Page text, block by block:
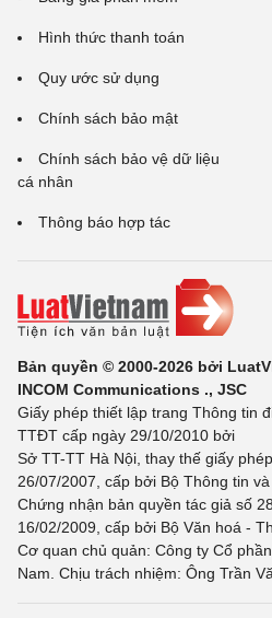
Hình thức thanh toán
Quy ước sử dụng
Chính sách bảo mật
Chính sách bảo vệ dữ liệu
cá nhân
Thông báo hợp tác
Bản quyền © 2000-2026 bởi
INCOM Communications ., JSC
Giấy phép thiết lập trang Thông tin
TTĐT cấp ngày 29/10/2010 bởi
Sở TT-TT Hà Nội, thay thế giấy
26/07/2007, cấp bởi Bộ Thông tin
Chứng nhận bản quyền tác giả số
16/02/2009, cấp bởi Bộ Văn hoá -
Cơ quan chủ quản: Công ty Cổ
Nam. Chịu trách nhiệm: Ông Trần